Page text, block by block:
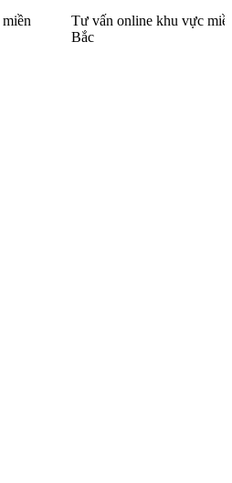
Tư vấn online khu vựcmiền
Trung